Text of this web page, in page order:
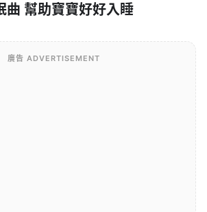
曲 幫助寶寶好好入睡
廣告 ADVERTISEMENT